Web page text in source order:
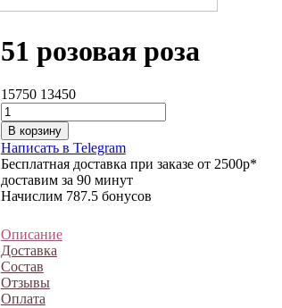
51 розовая роза
15750 13450
В корзину
Написать в Telegram
Бесплатная доставка при заказе от 2500р*
доставим за 90 минут
Начислим 787.5 бонусов
Описание
Доставка
Состав
Отзывы
Оплата